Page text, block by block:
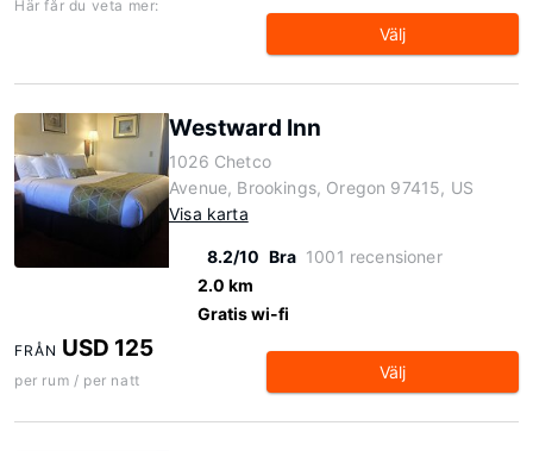
Här får du veta mer:
Välj
Westward Inn
1026 Chetco
Avenue, Brookings, Oregon 97415, US
Visa karta
8.2/10 Bra 1001 recensioner
2.0 km
Gratis wi-fi
FRÅN USD 125
per rum / per natt Välj